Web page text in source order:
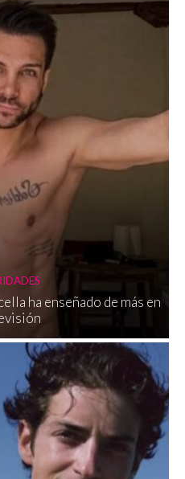
ha enseñado de más en